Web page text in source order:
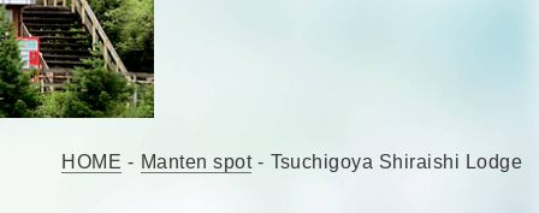
HOME - Manten spot - Tsuchigoya Shiraishi Lodge